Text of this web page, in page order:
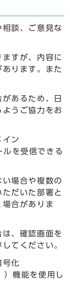
談、ご意見な
すが、内容に
ります。また
あるため、日
うご協力をお
イン
を受信できる
場合や複数の
だいた部署と
合がありま
、確認画面を
てください。
号化
機能を使用し